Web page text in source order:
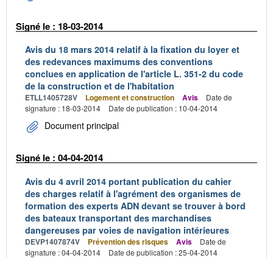
Signé le : 18-03-2014
Avis du 18 mars 2014 relatif à la fixation du loyer et
des redevances maximums des conventions
conclues en application de l'article L. 351-2 du code
de la construction et de l'habitation
ETLL1405728V Logement et construction Avis
Date de
signature : 18-03-2014
Date de publication : 10-04-2014
Document principal
Signé le : 04-04-2014
Avis du 4 avril 2014 portant publication du cahier
des charges relatif à l'agrément des organismes de
formation des experts ADN devant se trouver à bord
des bateaux transportant des marchandises
dangereuses par voies de navigation intérieures
DEVP1407874V Prévention des risques Avis
Date de
signature : 04-04-2014
Date de publication : 25-04-2014